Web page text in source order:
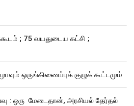
; 75 வயதுடைய கட்சி ;
ஒருங்கிணைப்புக் குழுக் கூட்டமும்
: ஒரு மேடைதான், அரசியல் தேர்தல்